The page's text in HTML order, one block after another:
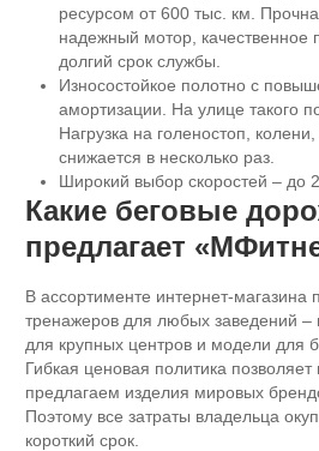
ресурсом от 600 тыс. км.
надежный мотор, качественное
долгий срок службы.
Износостойкое полотно с
амортизации. На улице такого
Нагрузка на голеностоп,
снижается в несколько раз.
Широкий выбор скоростей – до
Какие беговые
предлагает
В ассортименте интернет-магазина
тренажеров для любых заведений
для крупных центров и модели для
Гибкая ценовая политика
предлагаем изделия мировых
Поэтому все затраты владельца
короткий срок.